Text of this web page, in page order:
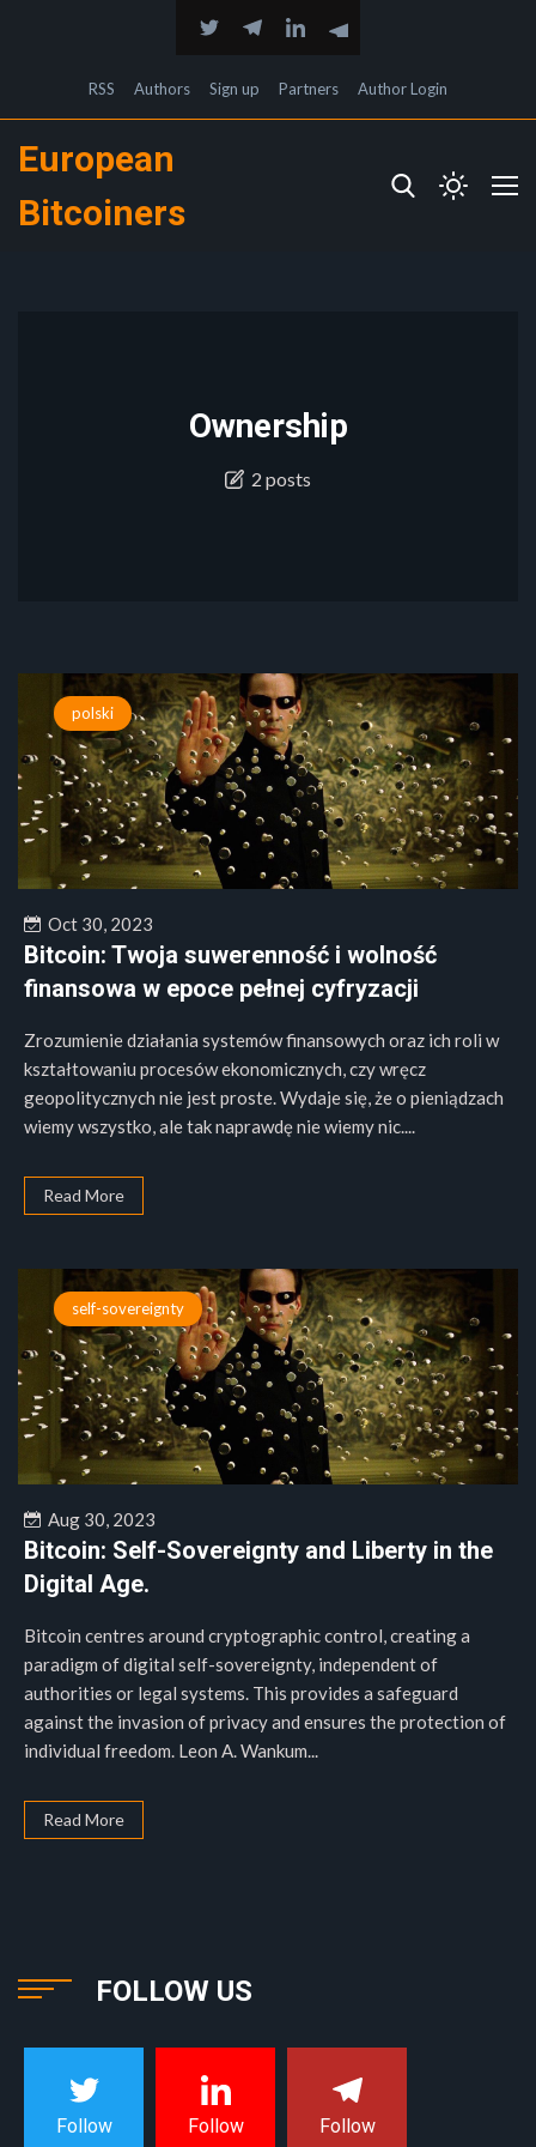
RSS Authors Sign up Partners Author Login
European
Bitcoiners
Ownership
2 posts
polski
Oct 30, 2023
Bitcoin: Twoja suwerenność i wolność
finansowa w epoce pełnej cyfryzacji
Zrozumienie działania systemów finansowych oraz ich roli w
kształtowaniu procesów ekonomicznych, czy wręcz
geopolitycznych nie jest proste. Wydaje się, że o pieniądzach
wiemy wszystko, ale tak naprawdę nie wiemy nic....
Read More
self-sovereignty
Aug 30, 2023
Bitcoin: Self-Sovereignty and Liberty in the
Digital Age.
Bitcoin centres around cryptographic control, creating a
paradigm of digital self-sovereignty, independent of
authorities or legal systems. This provides a safeguard
against the invasion of privacy and ensures the protection of
individual freedom. Leon A. Wankum...
Read More
FOLLOW US
Follow Follow Follow